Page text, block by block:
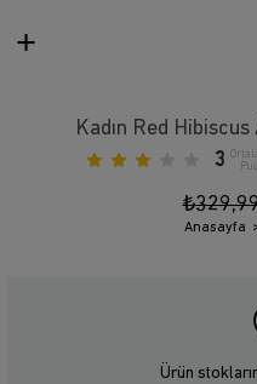
Kadın Red
3
Anasayfa
Ürün